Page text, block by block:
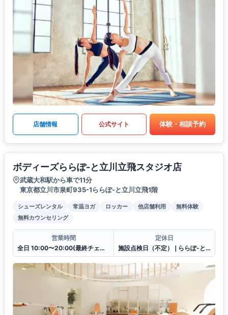
店舗情報 公式サイト 体験・相談予約
ボディーズららぽ-と立川立飛スタジオ店
武蔵大和駅から車で11分
東京都立川市泉町935-1ららぽ-と立川立飛1階
シューズレンタル 常温ヨガ ロッカー 他店舗利用
無料体験
無料カウンセリング
営業時間
全日 10:00〜20:00(最終チェックイン19:30)
定休日
施設点検日（不定）❘ららぽ-と立川立飛休館日（連動）